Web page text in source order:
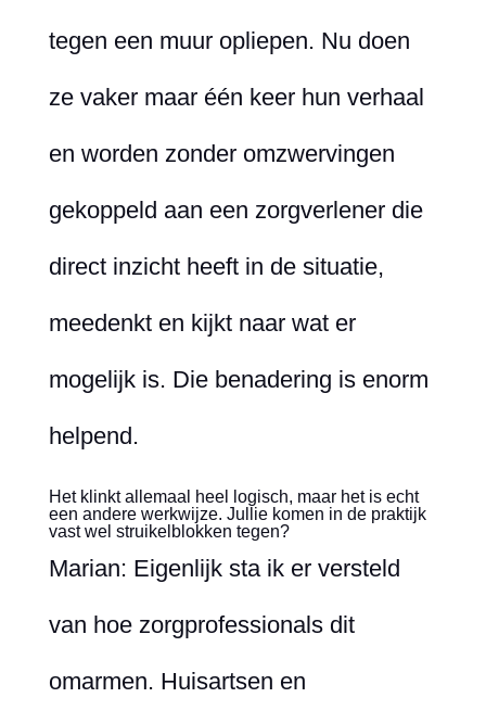
tegen een muur opliepen. Nu doen
ze vaker maar één keer hun verhaal
en worden zonder omzwervingen
gekoppeld aan een zorgverlener die
direct inzicht heeft in de situatie,
meedenkt en kijkt naar wat er
mogelijk is. Die benadering is enorm
helpend.
Het klinkt allemaal heel logisch, maar het is echt
een andere werkwijze. Jullie komen in de praktijk
vast wel struikelblokken tegen?
Marian: Eigenlijk sta ik er versteld
van hoe zorgprofessionals dit
omarmen. Huisartsen en